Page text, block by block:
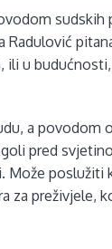
sudskih
ili u
a povodom
pred
Može poslužiti
za preživjele,